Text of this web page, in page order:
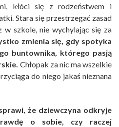
kłóci się z rodzeństwem i
Stara się przestrzegać zasad
w szkole, nie wychylając się za
zmienia się, gdy spotyka
buntownika, którego pasją
Chłopak za nic ma wszelkie
do niego jakaś nieznana
że dziewczyna odkryje
o sobie, czy raczej